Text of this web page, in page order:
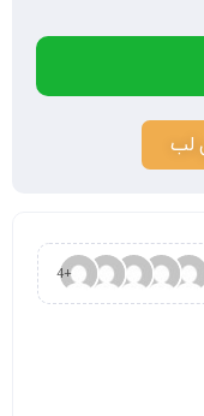
لب
+4